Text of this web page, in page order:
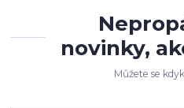
novinky,
Můžete se